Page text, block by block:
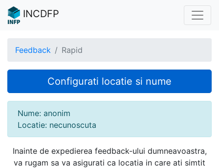
INCDFP
Feedback Rapid
Configurati locatie si nume
Nume: anonim
Locatie: necunoscuta
Inainte de expedierea feedback-ului dumneavoastra,
va rugam sa va asigurati ca locatia in care ati simtit